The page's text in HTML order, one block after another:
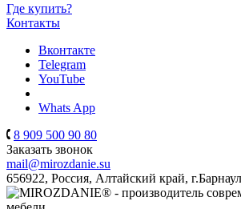
Где купить?
Контакты
Вконтакте
Telegram
YouTube
Whats App
8 909 500 90 80
Заказать звонок
mail@mirozdanie.su
656922, Россия, Алтайский край,